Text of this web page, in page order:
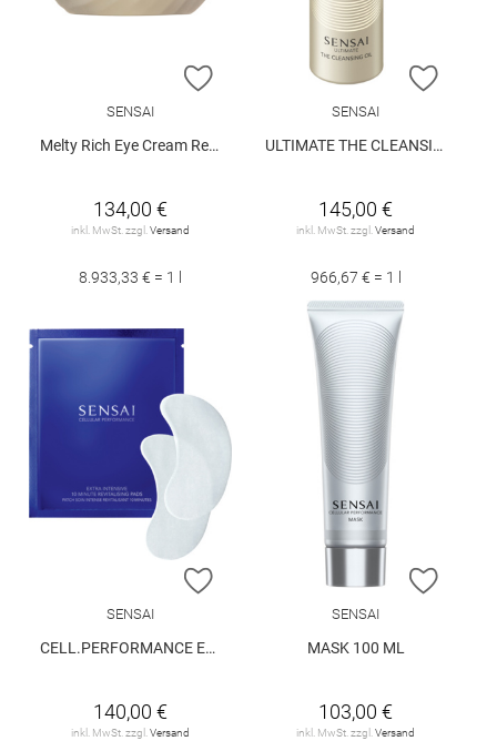
ZUR WUNSCHLISTE HINZUFÜGEN
SENSAI
Melty Rich Eye Cream Refill 15 ml
134,00 €
inkl. MwSt. zzgl.Versand
8.933,33 € = 1 l
ZUR
SENSAI
ULTIMATE THE CLEANSING OIL
145,00 €
inkl. MwSt. zzgl.Versand
966,67 € = 1 l
ZUR WUNSCHLISTE HINZUFÜGEN
SENSAI
CELL.PERFORMANCE EXT.INT.REVITAL.PADS
140,00 €
inkl. MwSt. zzgl. Versand
ZUR
SENSAI
MASK 100 ML
103,00 €
inkl. MwSt. zzgl. Versand